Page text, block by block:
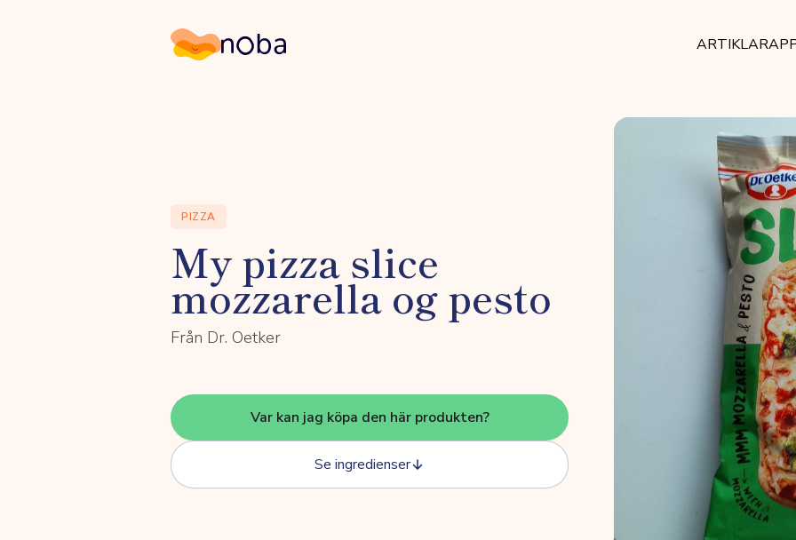
Noba ARTIKLAR
PIZZA
My pizza slice
mozzarella og pesto
Från Dr. Oetker
Var kan jag köpa den här produkten?
Se ingredienser